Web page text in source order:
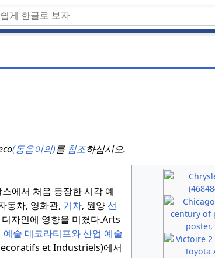
(동음이의)를 참조하십시오.
에서 처음 등장한 시각 예
동차, 영화관, 기차, 원양 선
자인에 영향을 미쳤다.Arts
예술 데코라티프와 산업 예술
et Industriels)에서